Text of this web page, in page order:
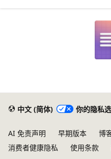
中文 (简体) 你的隐私
AI 免责声明 早期版本 博
消费者健康隐私
使用条款